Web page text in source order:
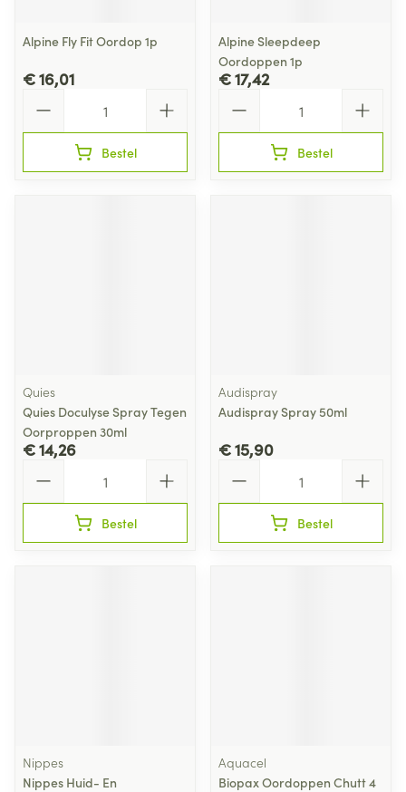
Alpine Fly Fit Oordop 1p
€ 16,01
Bestel
Alpine Sleepdeep
Oordoppen 1p
€ 17,42
Bestel
Quies
Quies Doculyse Spray Tegen
Oorproppen 30ml
€ 14,26
Bestel
Audispray
Audispray Spray 50ml
€ 15,90
Bestel
Nippes
Nippes Huid- En
Aquacel
Biopax Oordoppen Chutt 4